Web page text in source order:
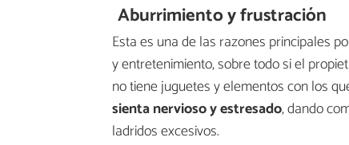
Aburrimiento y frustración
Esta es una de las razones principales
y entretenimiento, sobre todo si el
no tiene juguetes y elementos con los
sienta nervioso y estresado, dando
ladridos excesivos.